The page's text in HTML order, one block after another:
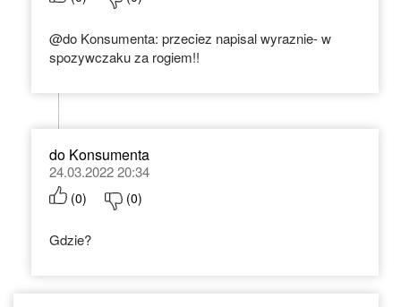
@do Konsumenta: przeciez napisal wyraznie- w
spozywczaku za rogiem!!
do Konsumenta
24.03.2022 20:34
(0) (0)
Gdzie?